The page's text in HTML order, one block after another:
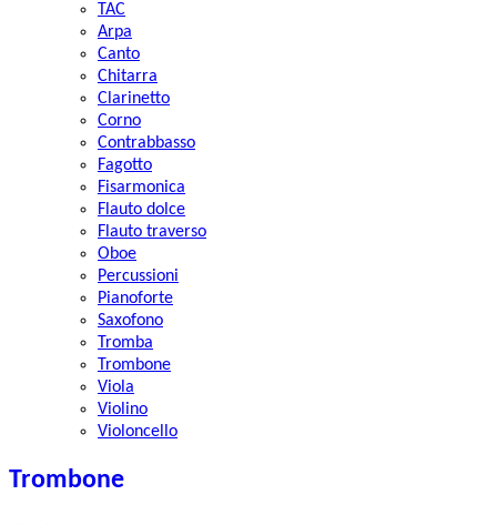
TAC
Arpa
Canto
Chitarra
Clarinetto
Corno
Contrabbasso
Fagotto
Fisarmonica
Flauto dolce
Flauto traverso
Oboe
Percussioni
Pianoforte
Saxofono
Tromba
Trombone
Viola
Violino
Violoncello
Trombone